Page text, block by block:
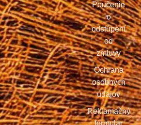
Copyright © 2026Business
Themes by wepo
Banner pre súhlas so súbormi cookie od Real